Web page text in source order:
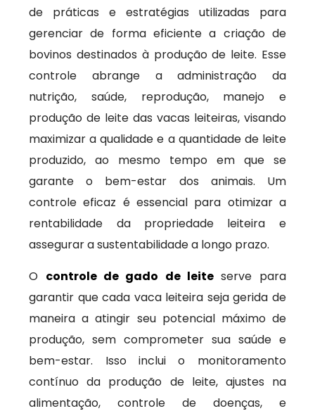
de práticas e estratégias utilizadas para
gerenciar de forma eficiente a criação de
bovinos destinados à produção de leite. Esse
controle abrange a administração da
nutrição, saúde, reprodução, manejo e
produção de leite das vacas leiteiras, visando
maximizar a qualidade e a quantidade de leite
produzido, ao mesmo tempo em que se
garante o bem-estar dos animais. Um
controle eficaz é essencial para otimizar a
rentabilidade da propriedade leiteira e
assegurar a sustentabilidade a longo prazo.
O controle de gado de leite serve para
garantir que cada vaca leiteira seja gerida de
maneira a atingir seu potencial máximo de
produção, sem comprometer sua saúde e
bem-estar. Isso inclui o monitoramento
contínuo da produção de leite, ajustes na
alimentação, controle de doenças, e